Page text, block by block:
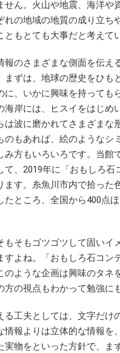
せん。火山や地震、海洋や
れの地域の地質の成り立ち
ともとても大事だと考えて
報のさまざまな側面を伝え
まずは、地球の歴史をひも
に、いかに興味を持っても
海岸には、ヒスイをはじめ
は波に磨かれてさまざまな
のもあれば、絵のようなシ
み方もいろいろです。当館
て、2019年に「おもしろ石
ます。糸魚川市内で拾った
たところ、全国から400点
もそもゴツゴツして固いイ
すよね。「おもしろ石コン
のような企画は興味のタネ
方の視点もわかって勉強に
工夫としては、文字だけ
情報よりは立体的な情報を
実物をといった方針で、ま